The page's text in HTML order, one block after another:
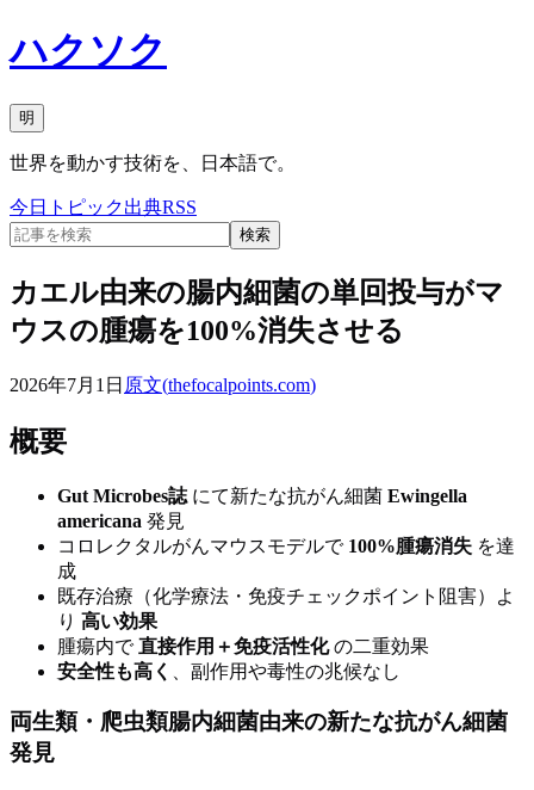
ハクソク
明
世界を動かす技術を、日本語で。
今日 トピック出典RSS
検索
カエル由来の腸内細菌の単回投与がマ
ウスの腫瘍を100%消失させる
2026年7月1日 原文(thefocalpoints.com)
概要
Gut Microbes誌 にて新たな抗がん細菌 Ewingella
americana 発見
コロレクタルがんマウスモデルで 100%腫瘍消失 を達
成
既存治療（化学療法・免疫チェックポイント阻害）よ
り 高い効果
腫瘍内で直接作用＋免疫活性化の二重効果
安全性も高く
、副作用や毒性の兆候なし
両生類・爬虫類腸内細菌由来の新たな抗がん細菌
発見